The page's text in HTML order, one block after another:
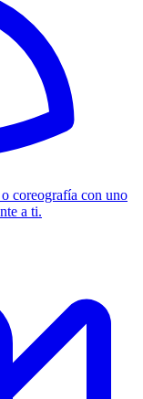
coreografía con uno
a ti.